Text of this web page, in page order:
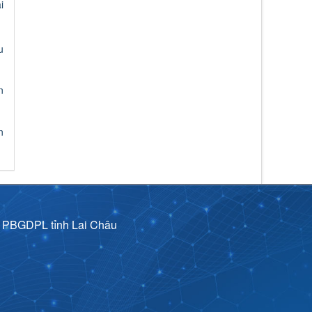
03/6/2026 về Quy định mức thu, miễn, giảm,
thu, nộp, quản lý và sử dụng các khoản phí,
lệ phí thuộc thẩm quyền quyết định của Hội
đồng nhân dân tỉnh Lai Châu
Thời gian đăng: 19/06/2026
lượt xem: 145 | lượt tải:134
2973/KH-UBND
Triển khai tổng rà soát hệ thống văn bản quy
phạm pháp luật trên địa bàn tỉnh Lai Châu
tỉnh Lai Châu